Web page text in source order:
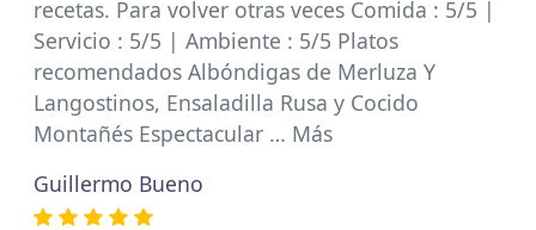
recetas. Para volver otras veces Comida : 5/5 |
Servicio : 5/5 | Ambiente : 5/5 Platos
recomendados Albóndigas de Merluza Y
Langostinos, Ensaladilla Rusa y Cocido
Montañés Espectacular … Más
Guillermo Bueno